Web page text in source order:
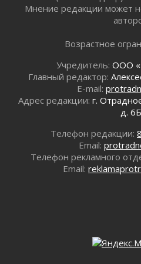
В Шлиссельбурге
31 июля 2026
Новые возможности для
31 июля 2026
За сухими цифрами —
31 июля 2026
От инженера-создателя
31 июля 2026
Генеральная
31 июля 2026
Круглую ригу в Гатчине
Мнение редакции может
Возрастное
Учредитель: ООО
Главный редактор:
E-mail:
Адрес редакции: г.
д.
Телефон редакции:
Email:
Телефон рекламного
Email: